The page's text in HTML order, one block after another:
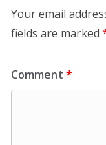
Your email
fields are marked
Comment *